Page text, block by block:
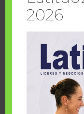
Cuando la
sueños
2026